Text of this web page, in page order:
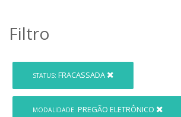
Filtro
STATUS: FRACASSADA
MODALIDADE: PREGÃO ELETRÔNICO